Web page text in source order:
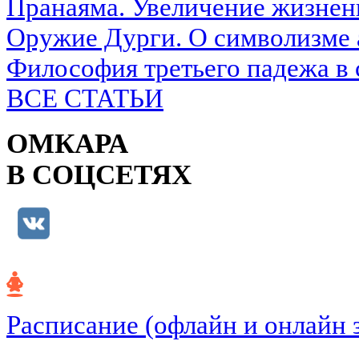
Пранаяма. Увеличение
Оружие Дурги. О символизме
Философия третьего падежа в
ВСЕ СТАТЬИ
ОМКАРА
В СОЦСЕТЯХ
Расписание (офлайн и онлайн